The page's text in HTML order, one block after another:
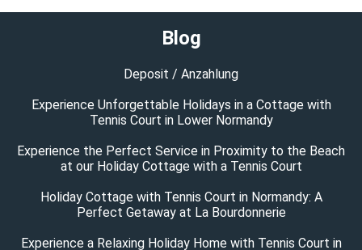
Blog
Deposit / Anzahlung
Experience Unforgettable Holidays in a Cottage with
Tennis Court in Lower Normandy
Experience the Perfect Service in Proximity to the Beach
at our Holiday Cottage with a Tennis Court
Holiday Cottage with Tennis Court in Normandy: A
Perfect Getaway at La Bourdonnerie
Experience a Relaxing Holiday Home with Tennis Court in